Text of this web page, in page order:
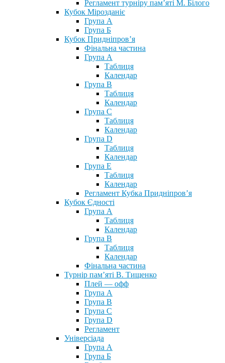
Регламент турніру пам’яті М. Білого
Кубок Мірозданіє
Група А
Група Б
Кубок Придніпров’я
Фінальна частина
Група А
Таблиця
Календар
Група В
Таблиця
Календар
Група С
Таблиця
Календар
Група D
Таблиця
Календар
Група Е
Таблиця
Календар
Регламент Кубка Придніпров’я
Кубок Єдності
Група А
Таблиця
Календар
Група В
Таблиця
Календар
Фінальна частина
Турнір пам’яті В. Тищенко
Плей — офф
Група А
Група B
Група С
Група D
Регламент
Універсіада
Група А
Група Б